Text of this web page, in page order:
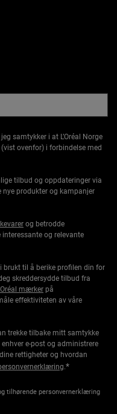
samtykker i at L’Oréal Norge
(vist ovenfor) i forbindelse med
tilbud og oppdateringer via
nye produkter og kampanjer
og betrodde
og relevante
brukt til å berike profilen din for
skreddersydde tilbud fra
mærker på
effektiviteten av våre
trekke tilbake mitt samtykke
e-post og administrere
rettigheter og hvordan
.*
tilhørende personvernerklæring